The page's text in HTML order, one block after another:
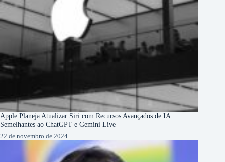
Apple Planeja Atualizar Siri com Recursos Avançados de IA
Semelhantes ao ChatGPT e Gemini Live
22 de novembro de 2024